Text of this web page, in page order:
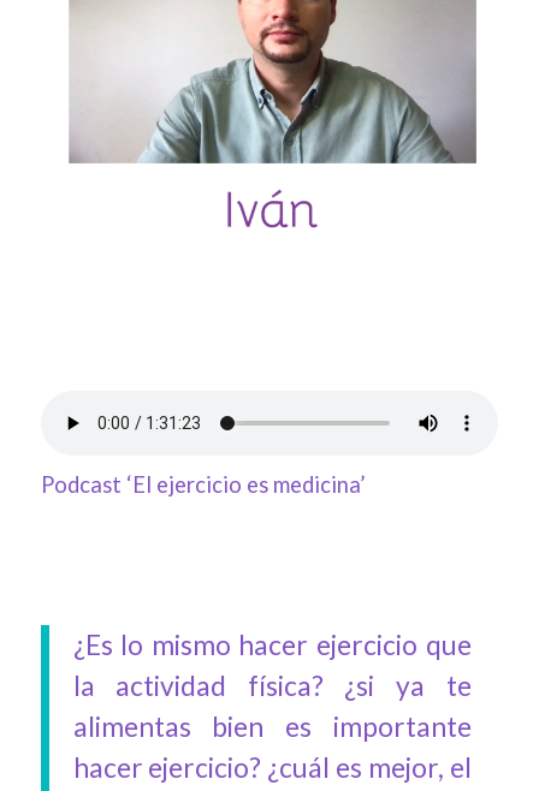
Podcast ‘El ejercicio es medicina’
¿Es lo mismo hacer ejercicio que
la actividad física? ¿si ya te
alimentas bien es importante
hacer ejercicio? ¿cuál es mejor, el